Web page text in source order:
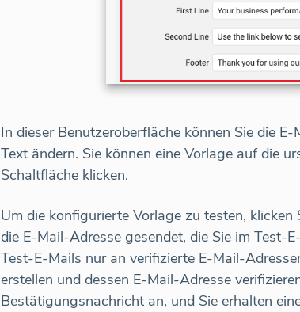
In dieser Benutzeroberfläche können Sie die
Text ändern. Sie können eine Vorlage auf die
Schaltfläche klicken.
Um die konfigurierte Vorlage zu testen,
die E-Mail-Adresse gesendet, die Sie im Test-
Test-E-Mails nur an verifizierte E-Mail-
erstellen und dessen E-Mail-Adresse
Bestätigungsnachricht an, und Sie erhalten